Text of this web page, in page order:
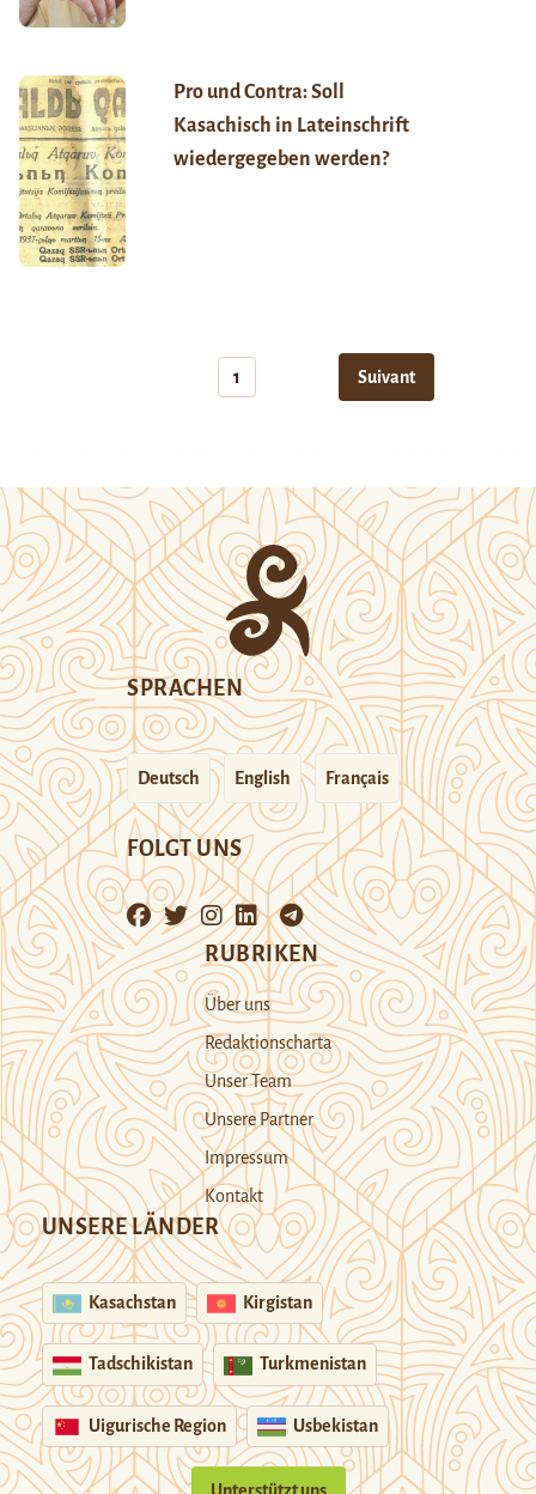
Pro und Contra: Soll
Kasachisch in Lateinschrift
wiedergegeben werden?
1 Suivant
SPRACHEN
Deutsch English Français
FOLGT UNS
RUBRIKEN
Über uns
Redaktionscharta
Unser Team
Unsere Partner
Impressum
Kontakt
UNSERE LÄNDER
Kasachstan Kirgistan
Tadschikistan Turkmenistan
Uigurische Region Usbekistan
Unterstützt uns